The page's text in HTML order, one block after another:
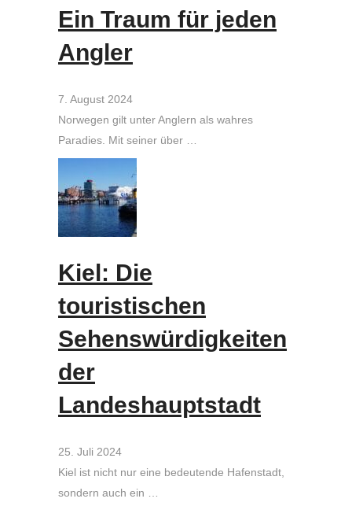
Ein Traum für jeden
Angler
7. August 2024
Norwegen gilt unter Anglern als wahres
Paradies. Mit seiner über …
Kiel: Die
touristischen
Sehenswürdigkeiten
der
Landeshauptstadt
25. Juli 2024
Kiel ist nicht nur eine bedeutende Hafenstadt,
sondern auch ein …